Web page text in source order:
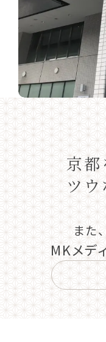
京都
ツ
また
MKメデ